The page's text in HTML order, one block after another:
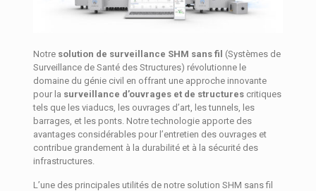
Notre solution de surveillance SHM sans fil (Systèmes de
Surveillance de Santé des Structures) révolutionne le
domaine du génie civil en offrant une approche innovante
pour la surveillance d’ouvrages et de structurescritiques
tels que les viaducs, les ouvrages d’art, les tunnels, les
barrages, et les ponts. Notre technologie apporte des
avantages considérables pour l’entretien des ouvrages et
contribue grandement à la durabilité et à la sécurité des
infrastructures.
L’une des principales utilités de notre solution SHM sans fil